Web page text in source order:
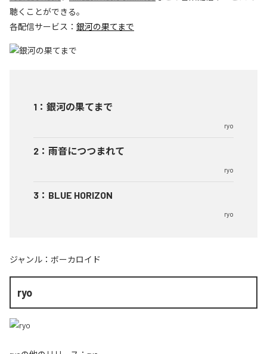
聴くことができる。
各配信サービス： 銀河の果てまで
1 ： 銀河の果てまで
ryo
2 ： 雨音につつまれて
ryo
3 ： BLUE HORIZON
ryo
ジャンル： ボーカロイド
ryo